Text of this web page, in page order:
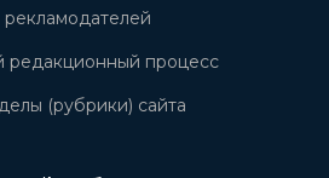
рекламодателей
редакционный процесс
(рубрики) сайта